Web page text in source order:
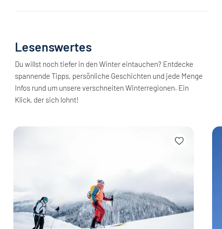
Lesenswertes
Du willst noch tiefer in den Winter eintauchen? Entdecke
spannende Tipps, persönliche Geschichten und jede Menge
Infos rund um unsere verschneiten Winterregionen. Ein
Klick, der sich lohnt!